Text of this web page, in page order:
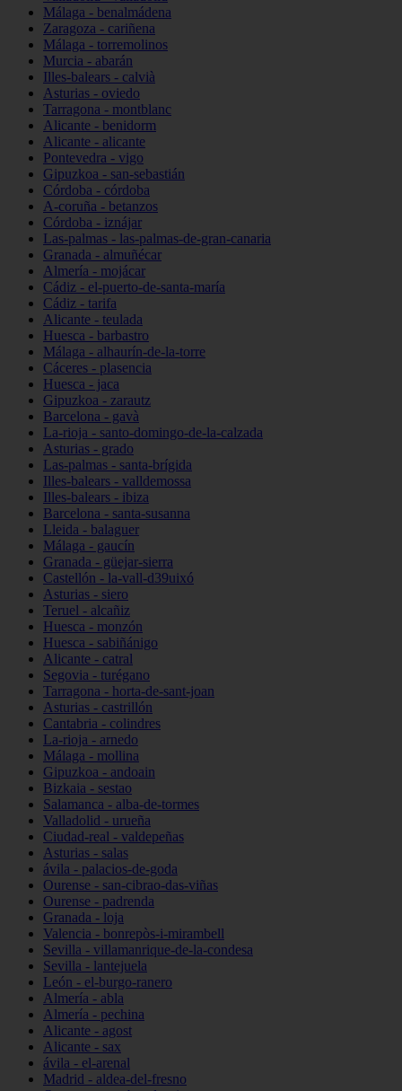
Málaga - benalmádena
Zaragoza - cariñena
Málaga - torremolinos
Murcia - abarán
Illes-balears - calvià
Asturias - oviedo
Tarragona - montblanc
Alicante - benidorm
Alicante - alicante
Pontevedra - vigo
Gipuzkoa - san-sebastián
Córdoba - córdoba
A-coruña - betanzos
Córdoba - iznájar
Las-palmas - las-palmas-de-gran-canaria
Granada - almuñécar
Almería - mojácar
Cádiz - el-puerto-de-santa-maría
Cádiz - tarifa
Alicante - teulada
Huesca - barbastro
Málaga - alhaurín-de-la-torre
Cáceres - plasencia
Huesca - jaca
Gipuzkoa - zarautz
Barcelona - gavà
La-rioja - santo-domingo-de-la-calzada
Asturias - grado
Las-palmas - santa-brígida
Illes-balears - valldemossa
Illes-balears - ibiza
Barcelona - santa-susanna
Lleida - balaguer
Málaga - gaucín
Granada - güejar-sierra
Castellón - la-vall-d39uixó
Asturias - siero
Teruel - alcañiz
Huesca - monzón
Huesca - sabiñánigo
Alicante - catral
Segovia - turégano
Tarragona - horta-de-sant-joan
Asturias - castrillón
Cantabria - colindres
La-rioja - arnedo
Málaga - mollina
Gipuzkoa - andoain
Bizkaia - sestao
Salamanca - alba-de-tormes
Valladolid - urueña
Ciudad-real - valdepeñas
Asturias - salas
ávila - palacios-de-goda
Ourense - san-cibrao-das-viñas
Ourense - padrenda
Granada - loja
Valencia - bonrepòs-i-mirambell
Sevilla - villamanrique-de-la-condesa
Sevilla - lantejuela
León - el-burgo-ranero
Almería - abla
Almería - pechina
Alicante - agost
Alicante - sax
ávila - el-arenal
Madrid - aldea-del-fresno